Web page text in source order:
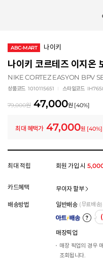
ABC-MART 나이키
나이키 코르테즈 이지온
NIKE CORTEZ EASYON BPV
상품코드 1010115651 스타일코드
79,000원 47,000원 [40%]
최대 혜택가 47,000원 [40%]
모든 혜택이 적용된 금액으로, 실제
최대 적립 회원 가입 시
카드혜택 무이자 할부
배송방법 일반배송 (무료배송)
매장픽업
매장 픽업의 경우
조회됩니다.